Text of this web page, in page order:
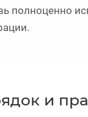
полноценно
и